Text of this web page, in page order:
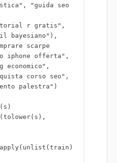
"guida seo
il bayesiano"),
iphone offerta",
economico",
palestra")